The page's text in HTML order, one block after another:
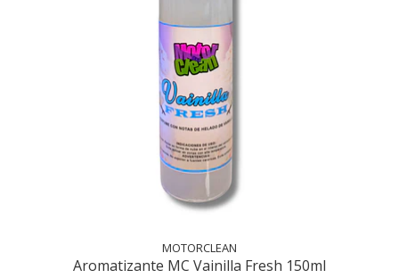
MOTORCLEAN
Aromatizante MC Vainilla Fresh 150ml